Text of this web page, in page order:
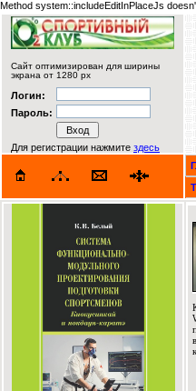
Method system::includeEditInPlaceJs
Сайт оптимизирован для ширины
экрана от 1280 px
Логин:
Пароль:
Для регистрации нажмите здесь